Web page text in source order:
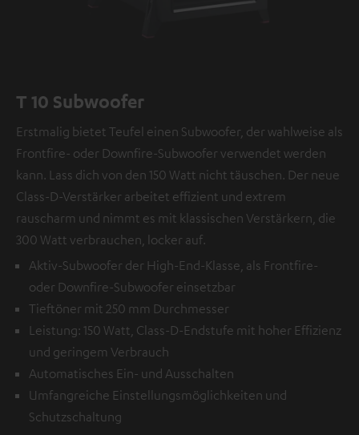
T 10 Subwoofer
Erstmalig bietet Teufel einen Subwoofer, der wahlweise als
Frontfire- oder Downfire-Subwoofer verwendet werden
kann. Lass dich von den 150 Watt nicht täuschen. Der neue
Class-D-Verstärker arbeitet effizient und extrem
rauscharm und nimmt es mit klassischen Verstärkern, die
300 Watt verbrauchen, locker auf.
Aktiv-Subwoofer der High-End-Klasse, als Frontfire-
oder Downfire-Subwoofer einsetzbar
Tieftöner mit 250 mm Durchmesser
Leistung: 150 Watt, Class-D-Endstufe mit hoher Effizienz
und geringem Verbrauch
Automatisches Ein- und Ausschalten
Umfangreiche Einstellungsmöglichkeiten und
Schutzschaltung